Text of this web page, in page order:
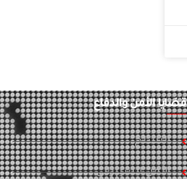
قضايا الأمن والدفاع
التسلح
الأمن السيبراني